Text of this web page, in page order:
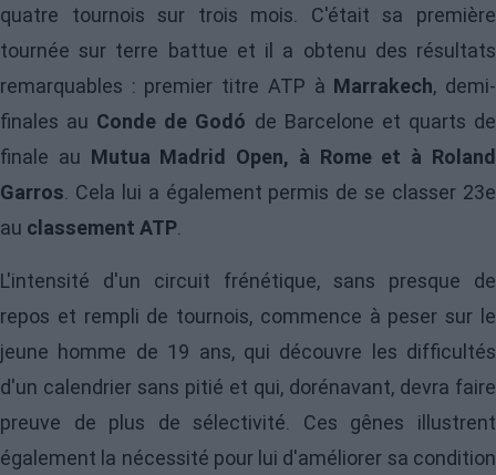
quatre tournois sur trois mois. C'était sa première
tournée sur terre battue et il a obtenu des résultats
remarquables : premier titre ATP à Marrakech, demi-
finales au Conde de Godó de Barcelone et quarts de
finale au Mutua Madrid Open, à Rome et à Roland
Garros. Cela lui a également permis de se classer 23e
au classement ATP.
L'intensité d'un circuit frénétique, sans presque de
repos et rempli de tournois, commence à peser sur le
jeune homme de 19 ans, qui découvre les difficultés
d'un calendrier sans pitié et qui, dorénavant, devra faire
preuve de plus de sélectivité. Ces gênes illustrent
également la nécessité pour lui d'améliorer sa condition